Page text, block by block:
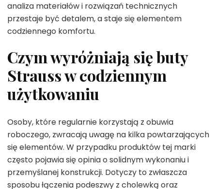
analiza materiałów i rozwiązań technicznych
przestaje być detalem, a staje się elementem
codziennego komfortu.
Czym wyróżniają się buty
Strauss w codziennym
użytkowaniu
Osoby, które regularnie korzystają z obuwia
roboczego, zwracają uwagę na kilka powtarzających
się elementów. W przypadku produktów tej marki
często pojawia się opinia o solidnym wykonaniu i
przemyślanej konstrukcji. Dotyczy to zwłaszcza
sposobu łączenia podeszwy z cholewką oraz